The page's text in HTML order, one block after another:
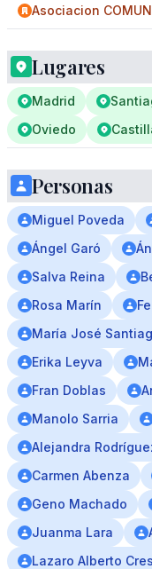
Asociacion
Lugares
Madrid
Oviedo
Personas
Miguel Poveda
Ángel Garó
Salva Reina
Rosa Marín
María José
Erika Leyva
Fran Doblas
Manolo Sarria
Alejandra
Carmen Abenza
Geno Machado
Juanma Lara
Lazaro Alberto